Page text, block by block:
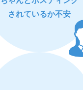
されているか不安